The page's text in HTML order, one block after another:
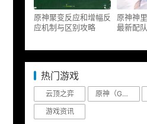
原神聚变反应和增幅反
应机制与区别攻略
原神神
最新配
热门游戏
云顶之弈 原神（Genshin Impact）
游戏资讯